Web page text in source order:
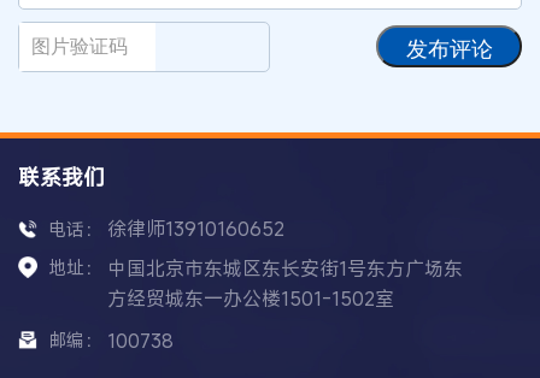
发布评论
联系我们
电话： 徐律师13910160652
地址：
中国北京市东城区东长安街1号东方广场东
方经贸城东一办公楼1501-1502室
邮编： 100738